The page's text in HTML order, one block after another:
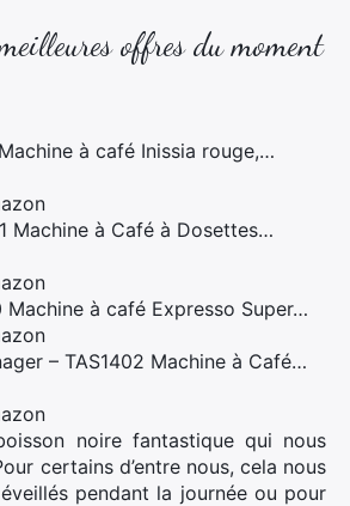
offres du moment
à café Inissia rouge,…
Machine à Café à Dosettes…
Machine à café Expresso Super…
– TAS1402 Machine à Café…
noire fantastique qui nous
certains d’entre nous, cela nous
pendant la journée ou pour